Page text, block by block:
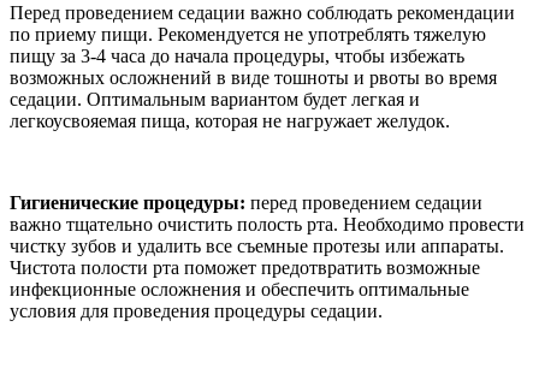
Перед проведением седации важно соблюдать рекомендации
по приему пищи. Рекомендуется не употреблять тяжелую
пищу за 3-4 часа до начала процедуры, чтобы избежать
возможных осложнений в виде тошноты и рвоты во время
седации. Оптимальным вариантом будет легкая и
легкоусвояемая пища, которая не нагружает желудок.
Гигиенические процедуры: перед проведением седации
важно тщательно очистить полость рта. Необходимо провести
чистку зубов и удалить все съемные протезы или аппараты.
Чистота полости рта поможет предотвратить возможные
инфекционные осложнения и обеспечить оптимальные
условия для проведения процедуры седации.